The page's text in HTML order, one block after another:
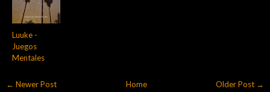
Luuke -
Juegos
Mentales
← Newer Post Older Post →
Home